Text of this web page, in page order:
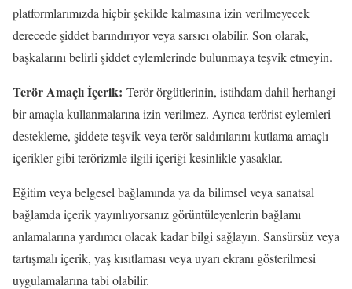
platformlarımızda hiçbir şekilde kalmasına izin verilmeyecek
derecede şiddet barındırıyor veya sarsıcı olabilir. Son olarak,
başkalarını belirli şiddet eylemlerinde bulunmaya teşvik etmeyin.
Terör Amaçlı İçerik: Terör örgütlerinin, istihdam dahil herhangi
bir amaçla kullanmalarına izin verilmez. Ayrıca terörist eylemleri
destekleme, şiddete teşvik veya terör saldırılarını kutlama amaçlı
içerikler gibi terörizmle ilgili içeriği kesinlikle yasaklar.
Eğitim veya belgesel bağlamında ya da bilimsel veya sanatsal
bağlamda içerik yayınlıyorsanız görüntüleyenlerin bağlamı
anlamalarına yardımcı olacak kadar bilgi sağlayın. Sansürsüz veya
tartışmalı içerik, yaş kısıtlaması veya uyarı ekranı gösterilmesi
uygulamalarına tabi olabilir.